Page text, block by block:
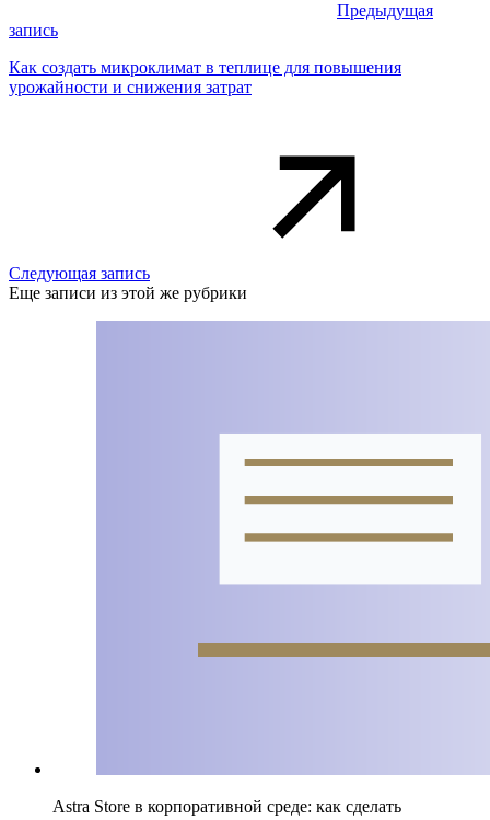
Предыдущая
запись
Как создать микроклимат в теплице для повышения
урожайности и снижения затрат
Следующая запись
Еще записи из этой же рубрики
Astra Store в корпоративной среде: как сделать